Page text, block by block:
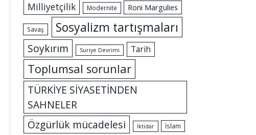
Milliyetçilik Modernite Roni Margulies
Savaş Sosyalizm tartışmaları
Soykırım Suriye Devrimi Tarih
Toplumsal sorunlar
TÜRKİYE SİYASETİNDEN
SAHNELER
Özgürlük mücadelesi
İktidar İslam